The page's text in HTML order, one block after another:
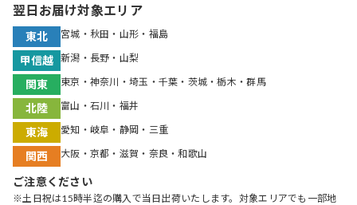
翌日お届け対象エリア
東北 宮城・秋田・山形・福島
甲信越 新潟・長野・山梨
関東 東京・神奈川・埼玉・千葉・茨城・栃木・群馬
北陸 富山・石川・福井
東海 愛知・岐阜・静岡・三重
関西 大阪・京都・滋賀・奈良・和歌山
ご注意ください
※土日祝は15時半迄の購入で当日出荷いたします。対象エリアでも一部地